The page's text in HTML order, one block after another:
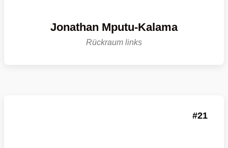
Jonathan Mputu-Kalama
Rückraum links
21